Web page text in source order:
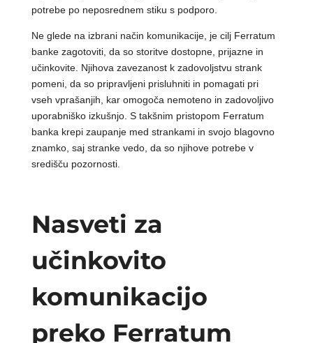
potrebe po neposrednem stiku s podporo.
Ne glede na izbrani način komunikacije, je cilj Ferratum
banke zagotoviti, da so storitve dostopne, prijazne in
učinkovite. Njihova zavezanost k zadovoljstvu strank
pomeni, da so pripravljeni prisluhniti in pomagati pri
vseh vprašanjih, kar omogoča nemoteno in zadovoljivo
uporabniško izkušnjo. S takšnim pristopom Ferratum
banka krepi zaupanje med strankami in svojo blagovno
znamko, saj stranke vedo, da so njihove potrebe v
središču pozornosti.
Nasveti za
učinkovito
komunikacijo
preko Ferratum